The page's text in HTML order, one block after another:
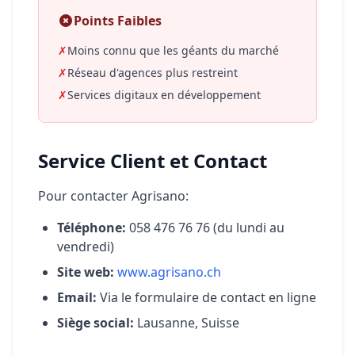
Points Faibles
✗Moins connu que les géants du marché
✗Réseau d'agences plus restreint
✗Services digitaux en développement
Service Client et Contact
Pour contacter Agrisano:
Téléphone: 058 476 76 76 (du lundi au
vendredi)
Site web: www.agrisano.ch
Email: Via le formulaire de contact en ligne
Siège social: Lausanne, Suisse